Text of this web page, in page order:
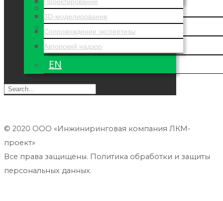
3D-моделирование
Сопровождение экспертизы
Авторский надзор
НАШИ КЛИЕНТЫ
ОТЗЫВЫ
КОНТАКТЫ
EN
© 2020 ООО «Инжиниринговая компания ЛКМ-
проект»
Все права защищены. Политика обработки и защиты
персональных данных.